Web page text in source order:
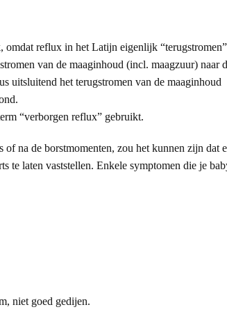
omdat reflux in het Latijn eigenlijk “terugstromen”
van de maaginhoud (incl. maagzuur) naar
uitsluitend het terugstromen van de maaginhoud
“verborgen reflux” gebruikt.
na de borstmomenten, zou het kunnen zijn dat
te laten vaststellen. Enkele symptomen die je
niet goed gedijen.